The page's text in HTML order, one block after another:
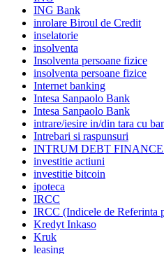
ING Bank
inrolare Biroul de Credit
inselatorie
insolventa
Insolventa persoane fizice
insolventa persoane fizice
Internet banking
Intesa Sanpaolo Bank
Intesa Sanpaolo Bank
intrare/iesire in/din tara cu
Intrebari si raspunsuri
INTRUM DEBT
investitie actiuni
investitie bitcoin
ipoteca
IRCC
IRCC (Indicele de Referinta
Kredyt Inkaso
Kruk
leasing